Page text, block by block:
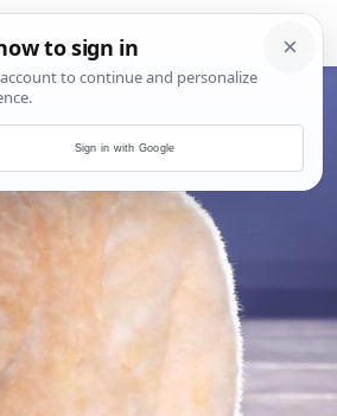
Sign in with Google